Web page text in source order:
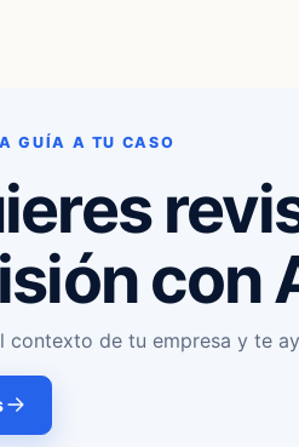
GUÍA A TU CASO
con
contexto de tu empresa y te